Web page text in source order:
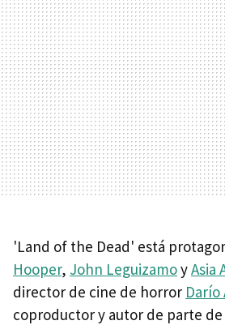
'Land of the Dead' está
Hooper, John LeguizamoyAsia
director de cine de horror
coproductor y autor de parte de